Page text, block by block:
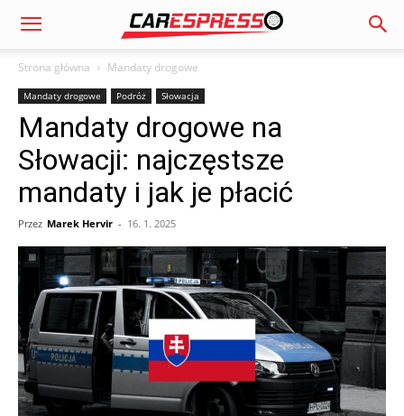
Strona główna Mandaty drogowe
Mandaty drogowe Podróż Słowacja
Mandaty drogowe na
Słowacji: najczęstsze
mandaty i jak je płacić
Przez Marek Hervir - 16. 1. 2025